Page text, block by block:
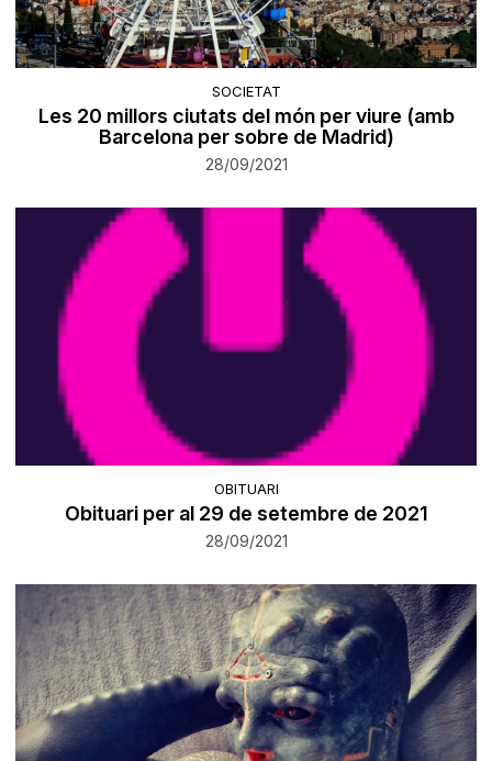
SOCIETAT
Les 20 millors ciutats del món per viure (amb
Barcelona per sobre de Madrid)
28/09/2021
OBITUARI
Obituari per al 29 de setembre de 2021
28/09/2021